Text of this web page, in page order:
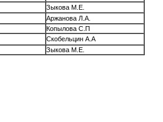
Зыкова М.Е.
Аржанова Л.А.
Копылова С.П
Скобельцин А.А
Зыкова М.Е.